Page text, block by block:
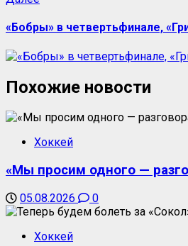
«Бобры» в четвертьфинале,
Похожие новости
Хоккей
«Мы просим одного —
05.08.2026 0
Хоккей